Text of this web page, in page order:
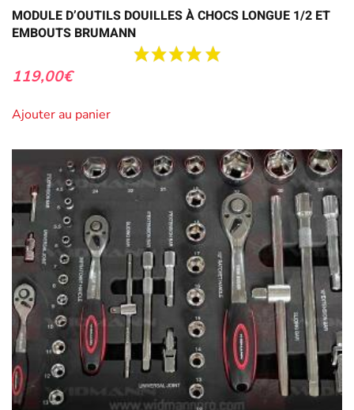
MODULE D’OUTILS DOUILLES À CHOCS LONGUE 1/2 ET
EMBOUTS BRUMANN
119,00€
Ajouter au panier